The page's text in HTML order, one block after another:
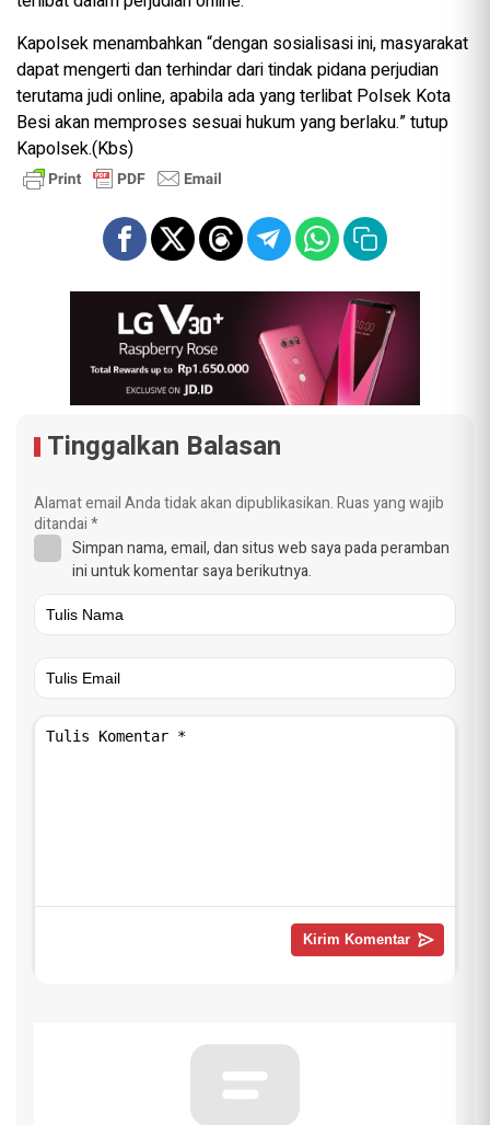
Kapolsek menambahkan “dengan sosialisasi ini, masyarakat
dapat mengerti dan terhindar dari tindak pidana perjudian
terutama judi online, apabila ada yang terlibat Polsek Kota
Besi akan memproses sesuai hukum yang berlaku.” tutup
Kapolsek.(Kbs)
Tinggalkan Balasan
Alamat email Anda tidak akan dipublikasikan.Ruas yang wajib
ditandai*
Simpan nama, email, dan situs web saya pada peramban
ini untuk komentar saya berikutnya.